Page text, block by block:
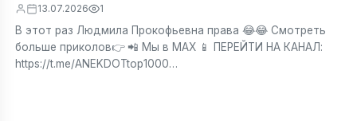
13.07.2026 1
В этот раз Людмила Прокофьевна права 😂😂 Смотреть
больше приколов👉 📲 Мы в МАХ 📱 ПЕРЕЙТИ НА КАНАЛ:
https://t.me/ANEKDOTtop1000…